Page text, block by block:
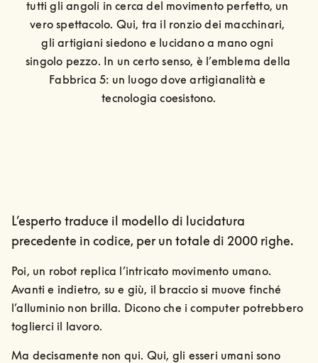
tutti gli angoli in cerca del movimento perfetto, un
vero spettacolo. Qui, tra il ronzio dei macchinari,
gli artigiani siedono e lucidano a mano ogni
singolo pezzo. In un certo senso, è l’emblema della
Fabbrica 5: un luogo dove artigianalità e
tecnologia coesistono.
L’esperto traduce il modello di lucidatura
precedente in codice, per un totale di 2000 righe.
Poi, un robot replica l’intricato movimento umano.
Avanti e indietro, su e giù, il braccio si muove finché
l’alluminio non brilla. Dicono che i computer potrebbero
toglierci il lavoro.
Ma decisamente non qui. Qui, gli esseri umani sono